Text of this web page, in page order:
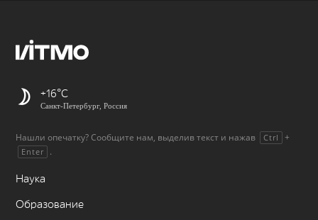
+16
Санкт-Петербург, Россия
Нашли опечатку? Сообщите нам, выделив текст и нажав Ctrl +
Enter .
Наука
Образование